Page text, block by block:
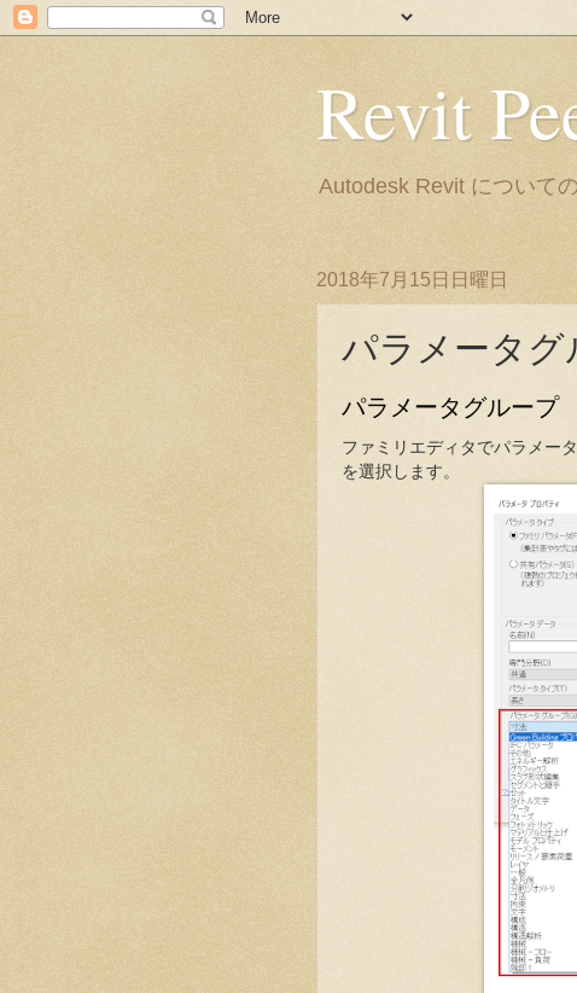
Revit
Autodesk Revit について
2018年7月15日日曜日
パラメータグ
パラメータグループ
ファミリエディタでパラメー
を選択します。